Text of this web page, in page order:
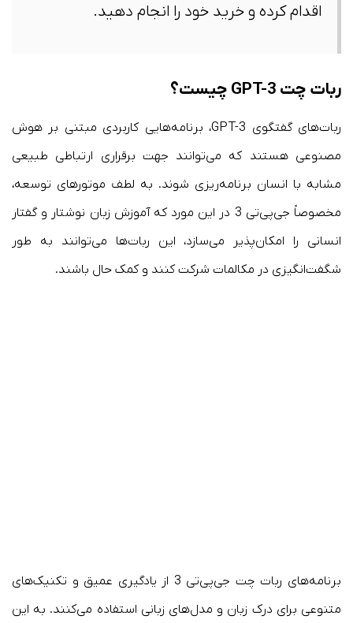
اقدام کرده و خرید خود را انجام دهید.
ربات چت GPT-3 چیست؟
ربات‌های گفتگوی GPT-3، برنامه‌هایی کاربردی مبتنی بر هوش
مصنوعی هستند که می‌توانند جهت برقراری ارتباطی طبیعی
مشابه با انسان برنامه‌ریزی شوند. به لطف موتور‌های توسعه،
مخصوصاً جی‌پی‌تی 3 در این مورد که آموزش زبان نوشتار و گفتار
انسانی را امکان‌پذیر می‌سازد، این ربات‌ها می‌توانند به طور
شگفت‌انگیزی در مکالمات شرکت کنند و کمک حال باشند.
برنامه‌های ربات چت جی‌پی‌تی 3 از یادگیری عمیق و تکنیک‌های
متنوعی برای درک زبان و مدل‌های زبانی استفاده می‌کنند. به این